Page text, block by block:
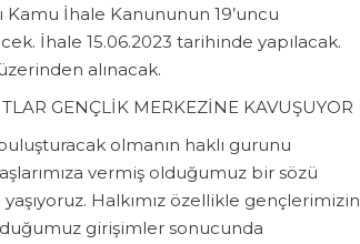
Kamu İhale Kanununun 19’uncu
İhale 15.06.2023 tarihinde yapılacak.
alınacak.
GENÇLİK MERKEZİNE KAVUŞUYOR
olmanın haklı gurunu
vermiş olduğumuz bir sözü
Halkımız özellikle gençlerimizin
girişimler sonucunda